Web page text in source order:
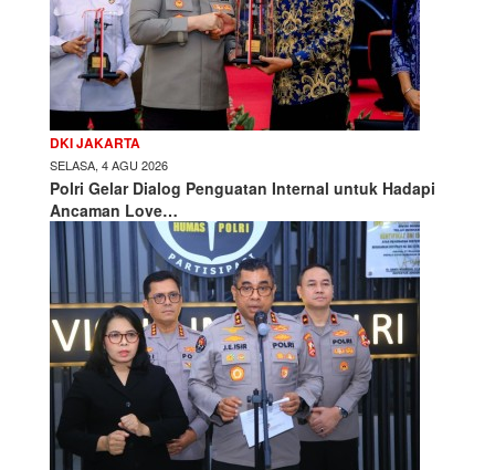
DKI JAKARTA
SELASA, 4 AGU 2026
Polri Gelar Dialog Penguatan Internal untuk Hadapi
Ancaman Love…